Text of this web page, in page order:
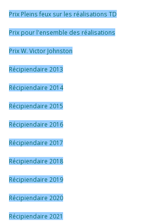
Prix Pleins feux sur les réalisations TD
Prix pour l'ensemble des réalisations
Prix W. Victor Johnston
Récipiendaire 2013
Récipiendaire 2014
Récipiendaire 2015
Récipiendaire 2016
Récipiendaire 2017
Récipiendaire 2018
Récipiendaire 2019
Récipiendaire 2020
Récipiendaire 2021